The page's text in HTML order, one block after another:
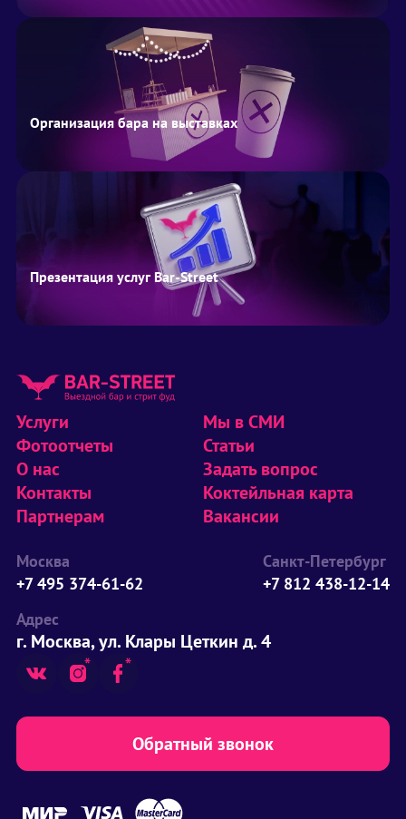
Организация бара на выставках
Презентация услуг Bar-Street
Услуги
Фотоотчеты
О нас
Контакты
Партнерам
Мы в СМИ
Статьи
Задать вопрос
Коктейльная карта
Вакансии
Москва
+7 495 374-61-62
Санкт-Петербург
+7 812 438-12-14
Адрес
г. Москва, ул. Клары Цеткин д. 4
Обратный звонок